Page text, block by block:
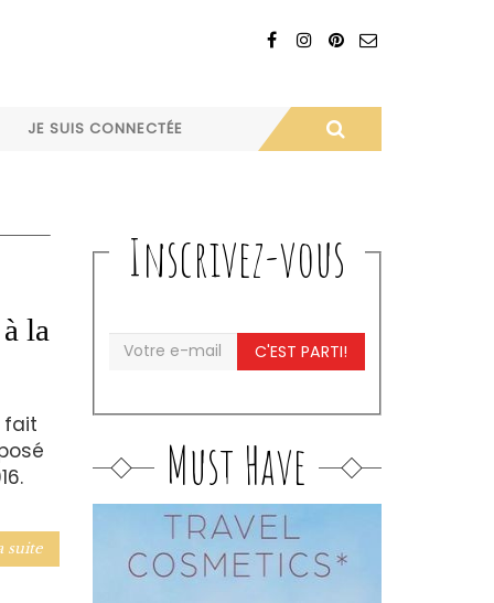
JE SUIS CONNECTÉE
la
fait
suite
Inscrivez-vous
C'EST PARTI!
Must Have